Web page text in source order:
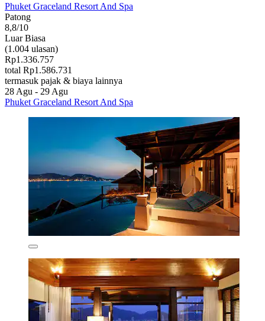
Phuket Graceland Resort And Spa
Patong
8,8/10
Luar Biasa
(1.004 ulasan)
Rp1.336.757
total Rp1.586.731
termasuk pajak & biaya lainnya
28 Agu - 29 Agu
Phuket Graceland Resort And Spa